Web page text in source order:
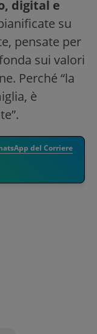
digital e
su
pensate per
sui valori
Perché “la
è
del Corriere